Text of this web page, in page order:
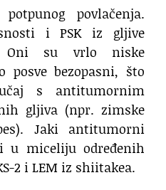
povlačenja.
i PSK iz gljive
su vrlo niske
posve bezopasni, što
s antitumornim
gljiva (npr. zimske
Jaki antitumorni
u miceliju određenih
2 i LEM iz shiitakea.